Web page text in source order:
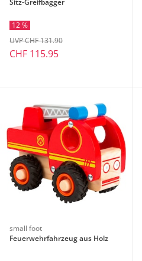
12 %
CHF 115.95
UVP CHF 131.90
small foot
Feuerwehrfahrzeug aus Holz